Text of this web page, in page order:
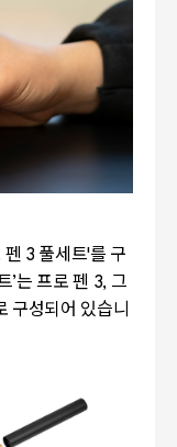
3 풀세트'를 구
’는 프로 펜 3, 그
구성되어 있습니